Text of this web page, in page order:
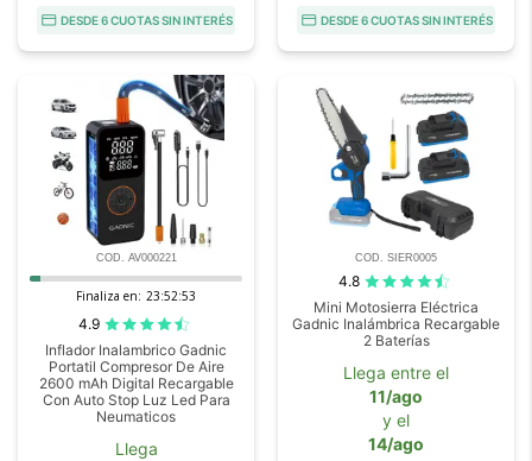
DESDE 6 CUOTAS SIN INTERÉS DESDE 6 CUOTAS SIN INTERÉS
COD. AV000221
Finaliza en: 23:52:52
4.9
Inflador Inalambrico Gadnic
Portatil Compresor De Aire
2600 mAh Digital Recargable
Con Auto Stop Luz Led Para
Neumaticos
Llega
COD. SIER0005
4.8
Mini Motosierra Eléctrica
Gadnic Inalámbrica Recargable
2 Baterías
Llega entre el
11/ago
y el
14/ago